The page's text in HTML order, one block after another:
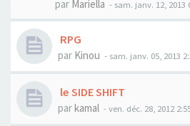
par Mariella - sam. janv. 12, 2013
RPG
par Kinou - sam. janv. 05, 2013
le SIDE SHIFT
parkamal - ven. déc. 28, 2012